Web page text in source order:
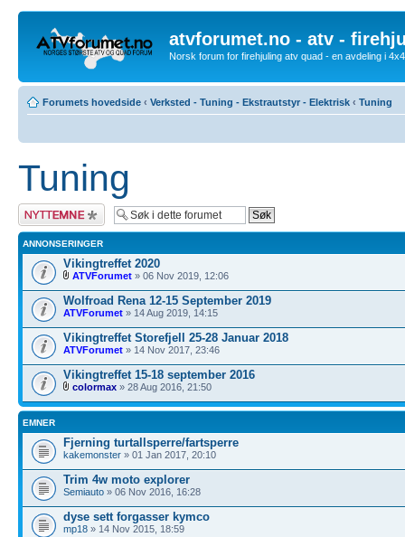
atvforumet.no - atv -
Norsk forum for firehjuling atv quad - en avdeling i
Forumets hovedside ‹ Verksted - Tuning - Ekstrautstyr - Elektrisk ‹ Tuning
Tuning
Legg inn et nytt
emne
ANNONSERINGER
Vikingtreffet 2020
ATVForumet » 06 Nov 2019, 12:06
Wolfroad Rena 12-15 September 2019
ATVForumet » 14 Aug 2019, 14:15
Vikingtreffet Storefjell 25-28 Januar 2018
ATVForumet » 14 Nov 2017, 23:46
Vikingtreffet 15-18 september 2016
colormax » 28 Aug 2016, 21:50
EMNER
Fjerning turtallsperre/fartsperre
kakemonster » 01 Jan 2017, 20:10
Trim 4w moto explorer
Semiauto » 06 Nov 2016, 16:28
dyse sett forgasser kymco
mp18 » 14 Nov 2015, 18:59